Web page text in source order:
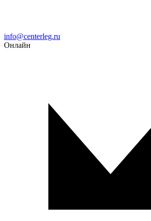
Email
info@centerleg.ru
Онлайн